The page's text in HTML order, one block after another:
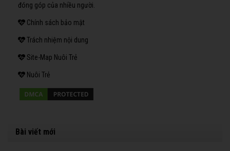
đóng góp của nhiều người.
Chính sách bảo mật
Trách nhiệm nội dung
Site-Map Nuôi Trẻ
Nuôi Trẻ
Bài viết mới